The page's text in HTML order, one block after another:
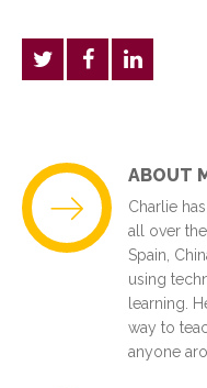
ABOUT
Charlie
all over
Spain,
using
learning.
way to
anyone